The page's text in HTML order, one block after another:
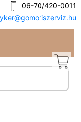
06-70/420-0011